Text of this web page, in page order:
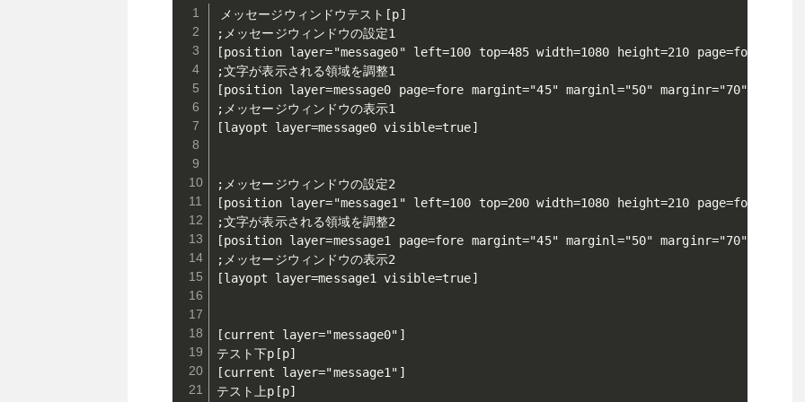
メッセージウィンドウテスト[p]
;メッセージウィンドウの設定1
[position layer="message0" left=100 top=485 width=1080 height=210 page=fore
;文字が表示される領域を調整1
[position layer=message0 page=fore margint="45" marginl="50" marginr="70"
;メッセージウィンドウの表示1
[layopt layer=message0 visible=true]
;メッセージウィンドウの設定2
[position layer="message1" left=100 top=200 width=1080 height=210 page=fore
;文字が表示される領域を調整2
[position layer=message1 page=fore margint="45" marginl="50" marginr="70"
;メッセージウィンドウの表示2
[layopt layer=message1 visible=true]
[current layer="message0"]
テスト下p[p]
[current layer="message1"]
テスト上p[p]